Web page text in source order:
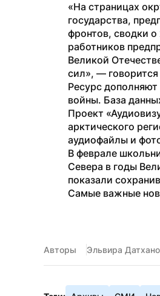
«На страницах
государства,
фронтов, сводки
работников
Великой
сил», —
Ресурс
войны. База
Проект
арктического
аудиофайлы и
В феврале
Севера в годы
показали
Самые важные
Авторы Эльвира